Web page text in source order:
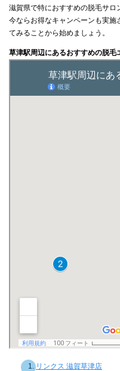
滋賀県で特におすすめの脱毛サロ
今ならお得なキャンペーンも実施
てみることから始めましょう。
草津駅周辺にあるおすすめの脱毛
リンクス 滋賀草津店